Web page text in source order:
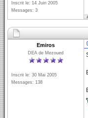
Inscrit le: 14 Juin 2005
Messages: 3
Emiros
DEA de Mezoued
Inscrit le: 30 Mai 2005
Messages: 138